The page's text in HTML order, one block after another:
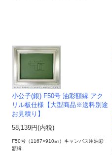
小公子(銀) F50号 油彩額縁 アク
リル板仕様【大型商品※送料別途
お見積り】
58,139円(内税)
F50号（1167×910㎜）キャンバス用油彩
額縁